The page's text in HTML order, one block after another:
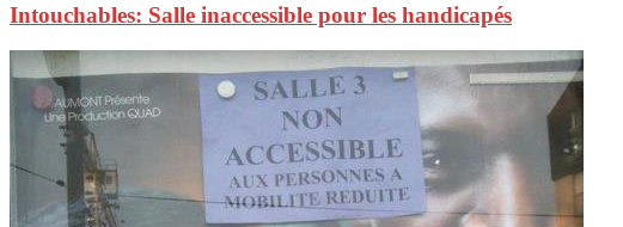
Intouchables: Salle inaccessible pour les handicapés